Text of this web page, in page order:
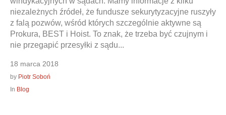
niezależnych źródeł, że fundusze sekurytyzacyjne ruszyły
z falą pozwów, wśród których szczególnie aktywne są
Prokura, BEST i Hoist. To znak, że trzeba być czujnym i
nie przegapić przesyłki z sądu...
18 marca 2018
by Piotr Soboń
In Blog